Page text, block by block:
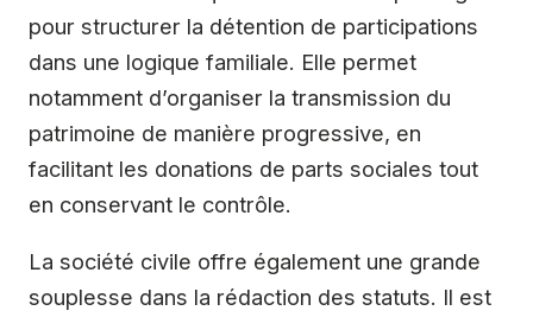
pour structurer la détention de participations
dans une logique familiale. Elle permet
notamment d’organiser la transmission du
patrimoine de manière progressive, en
facilitant les donations de parts sociales tout
en conservant le contrôle.
La société civile offre également une grande
souplesse dans la rédaction des statuts. Il est